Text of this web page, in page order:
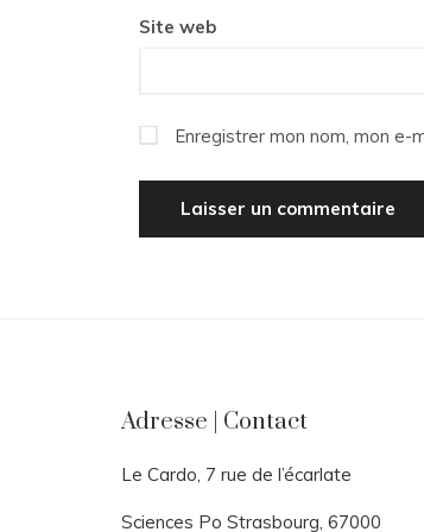
Site web
Enregistrer mon nom, mon e-
Adresse | Contact
Le Cardo, 7 rue de l’écarlate
Sciences Po Strasbourg, 67000